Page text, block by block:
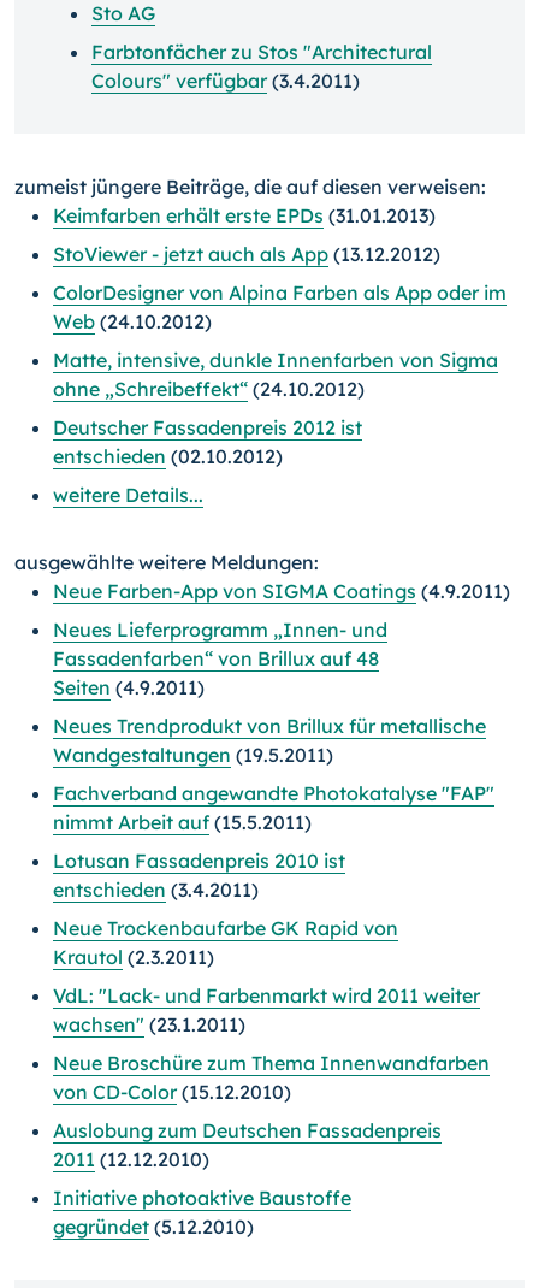
Sto AG
Farbtonfächer zu Stos "Architectural
Colours" verfügbar(3.4.2011)
zumeist jüngere Beiträge, die auf diesen verweisen:
Keimfarben erhält erste EPDs (31.01.2013)
StoViewer - jetzt auch als App (13.12.2012)
ColorDesigner von Alpina Farben als App oder im
Web (24.10.2012)
Matte, intensive, dunkle Innenfarben von Sigma
ohne „Schreibeffekt“ (24.10.2012)
Deutscher Fassadenpreis 2012 ist
entschieden (02.10.2012)
weitere Details...
ausgewählte weitere Meldungen:
Neue Farben-App von SIGMA Coatings (4.9.2011)
Neues Lieferprogramm „Innen- und
Fassadenfarben“ von Brillux auf 48
Seiten (4.9.2011)
Neues Trendprodukt von Brillux für metallische
Wandgestaltungen (19.5.2011)
Fachverband angewandte Photokatalyse "FAP"
nimmt Arbeit auf (15.5.2011)
Lotusan Fassadenpreis 2010 ist
entschieden (3.4.2011)
Neue Trockenbaufarbe GK Rapid von
Krautol (2.3.2011)
VdL: "Lack- und Farbenmarkt wird 2011 weiter
wachsen" (23.1.2011)
Neue Broschüre zum Thema Innenwandfarben
von CD-Color(15.12.2010)
Auslobung zum Deutschen Fassadenpreis
2011 (12.12.2010)
Initiative photoaktive Baustoffe
gegründet (5.12.2010)